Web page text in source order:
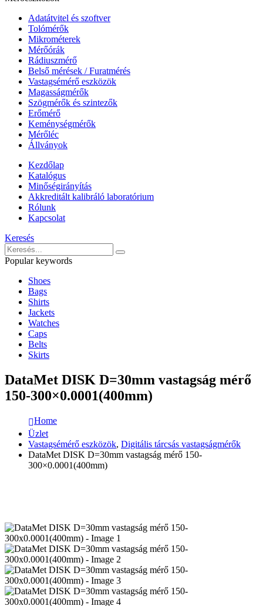
Adatátvitel és szoftver
Tolómérők
Mikrométerek
Mérőórák
Rádiuszmérő
Belső mérések / Furatmérés
Vastagsémérő eszközök
Magasságmérők
Szögmérők és szintezők
Erőmérő
Keménységmérők
Mérőléc
Állványok
Kezdőlap
Katalógus
Minőségirányítás
Akkreditált kalibráló laboratórium
Rólunk
Kapcsolat
Keresés
Popular keywords
Shoes
Bags
Shirts
Jackets
Watches
Caps
Belts
Skirts
DataMet DISK D=30mm vastagság mérő
150-300×0.0001(400mm)
Home
Üzlet
Vastagsémérő eszközök, Digitális tárcsás vastagságmérők
DataMet DISK D=30mm vastagság mérő 150-
300×0.0001(400mm)